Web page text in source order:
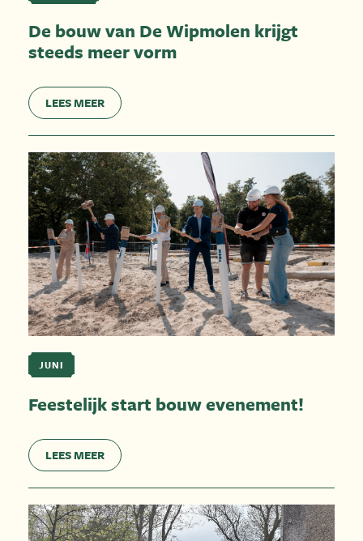
De bouw van De Wipmolen krijgt
steeds meer vorm
LEES MEER
JUNI
Feestelijk start bouw evenement!
LEES MEER